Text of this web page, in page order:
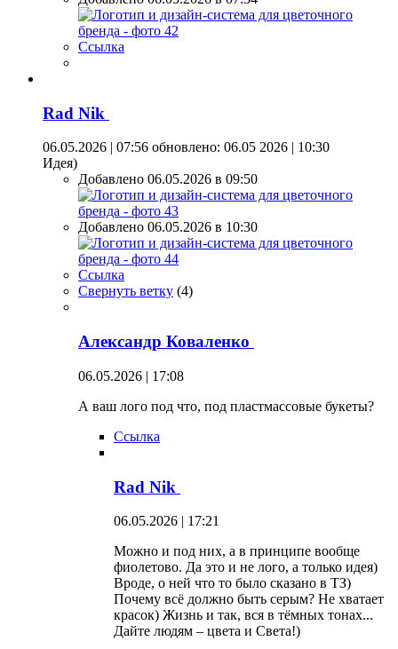
Ссылка
Rad Nik
06.05.2026 | 07:56 обновлено: 06.05 2026 | 10:30
Идея)
Добавлено 06.05.2026 в 09:50
Добавлено 06.05.2026 в 10:30
Ссылка
Свернуть ветку (4)
Александр Коваленко
06.05.2026 | 17:08
А ваш лого под что, под пластмассовые букеты?
Ссылка
Rad Nik
06.05.2026 | 17:21
Можно и под них, а в принципе вообще
фиолетово. Да это и не лого, а только идея)
Вроде, о ней что то было сказано в ТЗ)
Почему всё должно быть серым? Не хватает
красок) Жизнь и так, вся в тёмных тонах...
Дайте людям – цвета и Света!)